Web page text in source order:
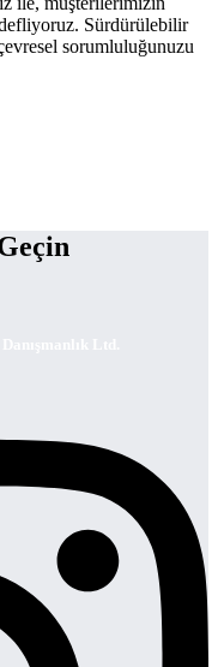
Sürdürülebilir
sorumluluğunuzu